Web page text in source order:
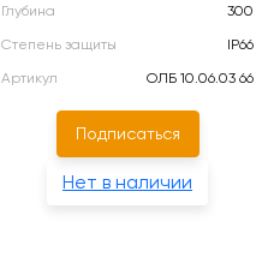
Глубина
300
Степень защиты
IP66
Артикул
ОЛБ 10.06.03 66
Подписаться
Нет в наличии